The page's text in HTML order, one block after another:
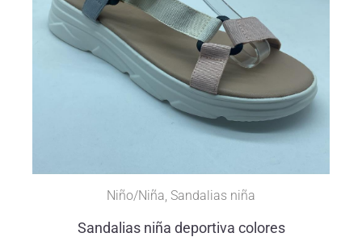
Niño/Niña Sandalias niña
Sandalias niña deportiva colores